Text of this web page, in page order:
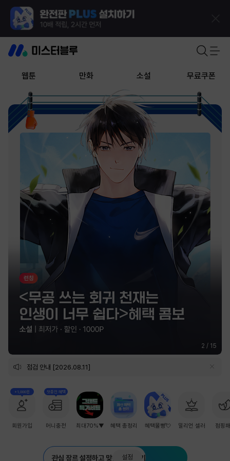
웹툰 만화 소설 무료쿠폰
2 / 15
점검 안내 [2026.08.11]
+1,000원
회원가입
첫충전 혜택
머니충전 최대70%▼ 혜택 총정리 혜택몰빵💘 밀리언 셀러 점핑
관심 장르 설정하고 맞춤 추천 받기
설정